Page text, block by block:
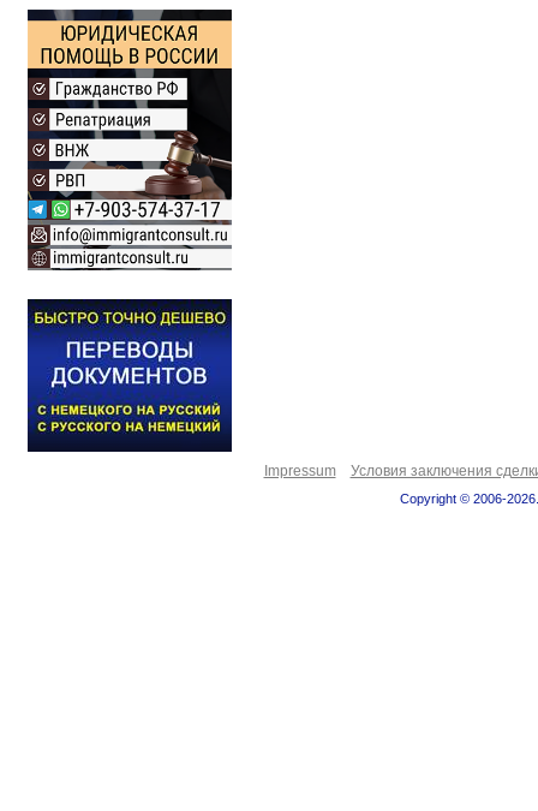
Impressum Условия заключения
Copyright © 2006-